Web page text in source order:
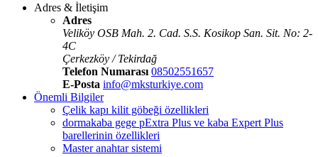
Adres & İletişim
Adres
Veliköy OSB Mah. 2. Cad. S.S. Kosikop San. Sit. No: 2-
4C
Çerkezköy / Tekirdağ
Telefon Numarası 08502551657
E-Posta info@mksturkiye.com
Önemli Bilgiler
Çelik kapı kilit göbeği özellikleri
dormakaba gege pExtra Plus ve kaba Expert Plus
barellerinin özellikleri
Master anahtar sistemi